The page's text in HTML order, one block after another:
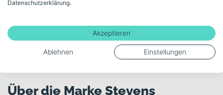
Mehr anzeigen
Über die Marke Stevens
Datenschutzerklärung.
Akzeptieren
Ablehnen Einstellungen